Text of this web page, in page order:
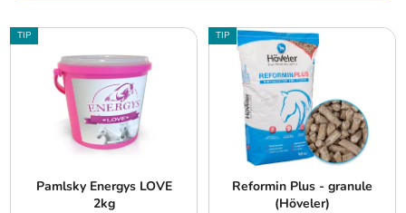
p
V
ý
TIP
Pamlsky Energys LOVE
2kg
TIP
Reformin Plus - granule
(Höveler)